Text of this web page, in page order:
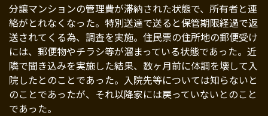
分譲マンションの管理費が滞納された状態で、所有者と連
絡がとれなくなった。特別送達で送ると保管期限経過で返
送されてくる為、調査を実施。住民票の住所地の郵便受け
には、郵便物やチラシ等が溜まっている状態であった。近
隣で聞き込みを実施した結果、数ヶ月前に体調を壊して入
院したとのことであった。入院先等については知らないと
のことであったが、それ以降家には戻っていないとのこと
であった。